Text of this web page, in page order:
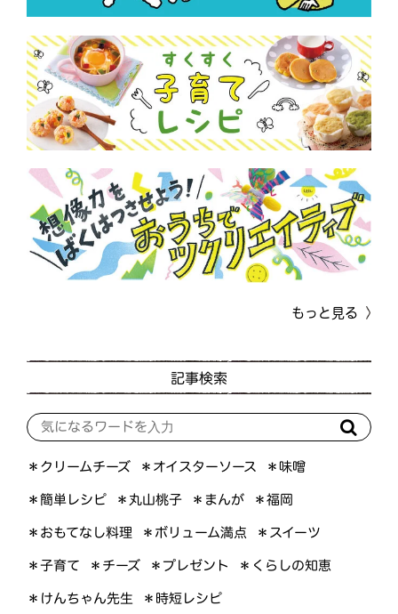
もっと見る
記事検索
＊クリームチーズ ＊オイスターソース ＊味噌
＊簡単レシピ ＊丸山桃子 ＊まんが ＊福岡
＊おもてなし料理 ＊ボリューム満点 ＊スイーツ
＊子育て ＊チーズ ＊プレゼント ＊くらしの知恵
＊けんちゃん先生 ＊時短レシピ